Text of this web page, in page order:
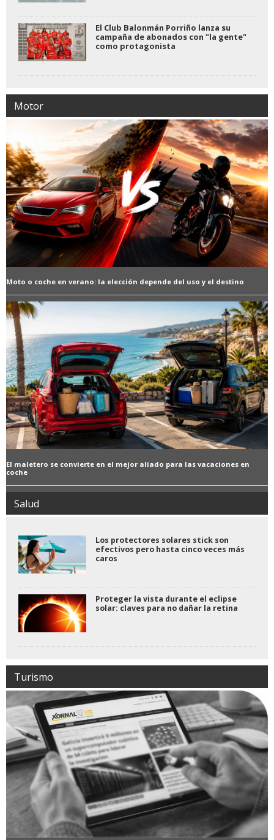
El Club Balonmán Porriño lanza su
campaña de abonados con "la gente"
como protagonista
Motor
Moto o coche en verano: la elección depende del uso y el destino
El maletero se convierte en el mejor aliado para las vacaciones en
coche
Salud
Los protectores solares stick son
efectivos pero hasta cinco veces más
caros
Proteger la vista durante el eclipse
solar: claves para no dañar la retina
Turismo